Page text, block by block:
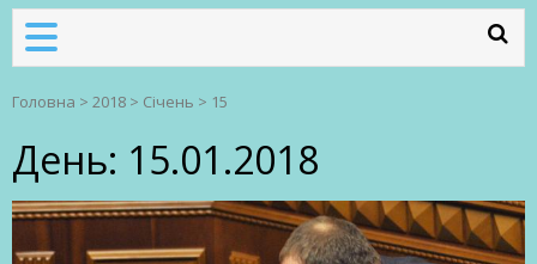
Головна > 2018 > Січень > 15
День: 15.01.2018